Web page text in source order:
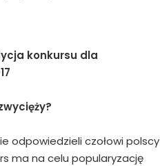
konkursu dla
odpowiedzieli czołowi polscy
ma na celu popularyzację